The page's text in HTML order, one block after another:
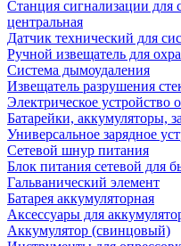
Станция сигнализации для
центральная
Датчик технический для
Ручной извещатель для
Система дымоудаления
Извещатель разрушения
Электрическое устройство
Батарейки, аккумуляторы,
Универсальное зарядное
Сетевой шнур питания
Блок питания сетевой для
Гальванический элемент
Батарея аккумуляторная
Аксессуары для
Аккумулятор (свинцовый)